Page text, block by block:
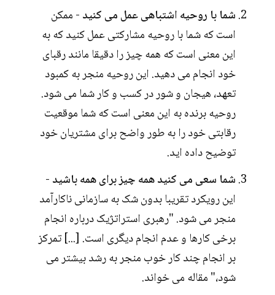
شما با روحیه اشتباهی عمل می کنید- ممکن
است که شما با روحیه مشارکتی عمل کنید که به
این معنی است که همه چیز را دقیقا مانند رقبای
خود انجام می دهید. این روحیه منجر به کمبود
تعهد، هیجان و شور در کسب و کار شما می شود.
روحیه برنده به این معنی است که شما موقعیت
رقابتی خود را به طور واضح برای مشتریان خود
توضیح داده اید.
شما سعی می کنید همه چیز برای همه باشید-
این رویکرد تقریبا بدون شک به سازمانی ناکارآمد
منجر می شود. "رهبری استراتژیک درباره انجام
برخی کارها و عدم انجام دیگری است. [...] تمرکز
بر انجام چند کار خوب منجر به رشد بیشتر می
شود،" مقاله می خواند.